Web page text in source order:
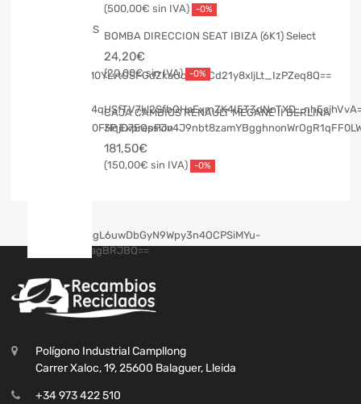
500,00€ -0%
BOMBA DIRECCION SEAT IBIZA (6K1) Select
24,20€
20,00€ -0%
CAJA CAMBIOS RENAULT MEGANE II BERLINA
3P Expression
181,50€
150,00€ -0%
Polígono Industrial Campllong
Carrer Xaloc, 19, 25600 Balaguer, Lleida
+34 973 422 510